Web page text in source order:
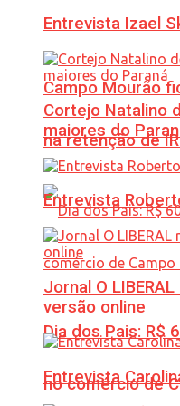
Campo Mourão
na retenção de
Dia dos Pais: R$
no comércio de
Entrevista Izael
Cortejo Natalino
maiores do
Entrevista
Jornal O
versão online
Entrevista